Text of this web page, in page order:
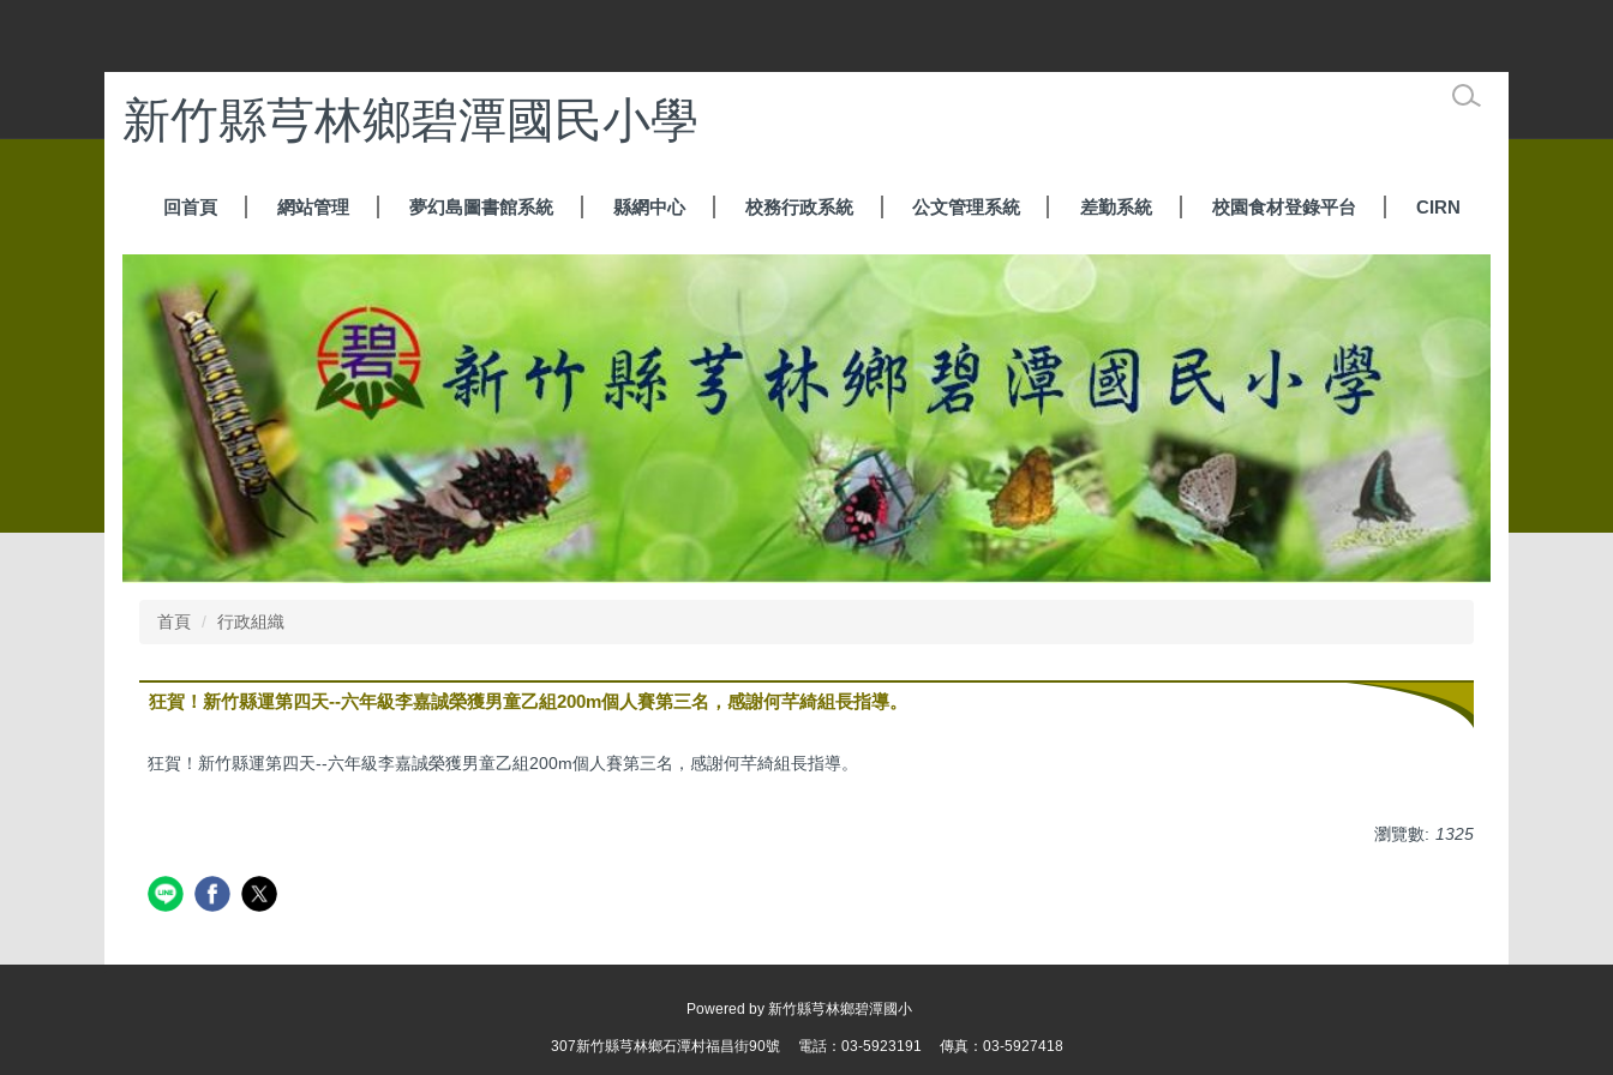
容
新竹縣芎林鄉碧潭國民小學
回首頁 網站管理 夢幻島圖書館系統 縣網中心 校務行政系統 公文管理系統 差勤系統 校園食材登錄平台 CIRN
首頁 行政組織
狂賀！新竹縣運第四天--六年級李嘉誠榮獲男童乙組200m個人賽第三名，感謝何芊綺組長指導。
狂賀！新竹縣運第四天--六年級李嘉誠榮獲男童乙組200m個人賽第三名，感謝何芊綺組長指導。
瀏覽數: 1325
Powered by 新竹縣芎林鄉碧潭國小
307新竹縣芎林鄉石潭村福昌街90號 電話：03-5923191 傳真：03-5927418